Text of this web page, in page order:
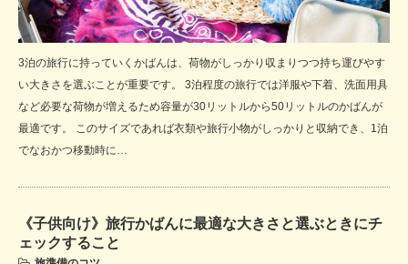
3泊の旅行に持っていくかばんは、荷物がしっかり収まりつつ持ち運びやす
い大きさを選ぶことが重要です。 3泊程度の旅行では洋服や下着、洗面用具
など必要な荷物が増えるため容量が30リットルから50リットルのかばんが
最適です。 このサイズであれば衣類や旅行小物がしっかりと収納でき、1泊
でなおかつ移動時に…
《子供向け》旅行かばんに最適な大きさと選ぶときにチ
ェックすること